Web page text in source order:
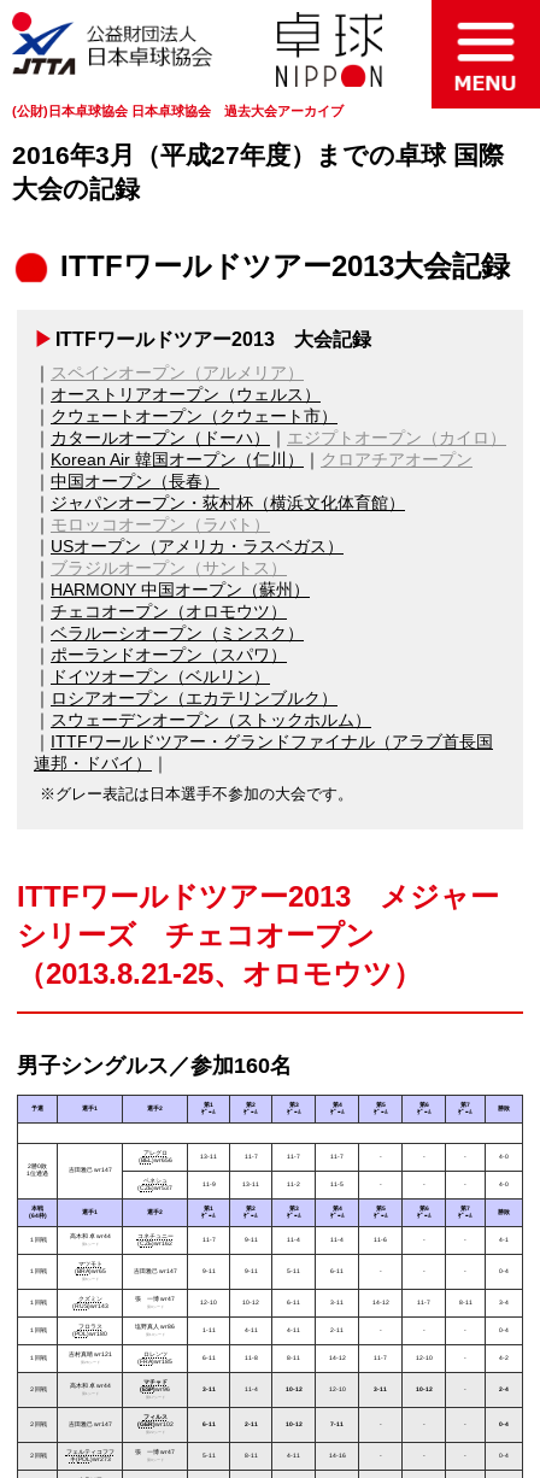
(公財)日本卓球協会 日本卓球協会 過去大会アーカイブ
2016年3月（平成27年度）までの卓球 国際
大会の記録
ITTFワールドツアー2013大会記録
ITTFワールドツアー2013 大会記録
スペインオープン（アルメリア）
オーストリアオープン（ウェルス）
クウェートオープン（クウェート市）
カタールオープン（ドーハ）
エジプトオープン（カイロ）
Korean Air 韓国オープン（仁川）
クロアチアオープン
中国オープン（長春）
ジャパンオープン・荻村杯（横浜文化体育館）
モロッコオープン（ラバト）
USオープン（アメリカ・ラスベガス）
ブラジルオープン（サントス）
HARMONY 中国オープン（蘇州）
チェコオープン（オロモウツ）
ベラルーシオープン（ミンスク）
ポーランドオープン（スパワ）
ドイツオープン（ベルリン）
ロシアオープン（エカテリンブルク）
スウェーデンオープン（ストックホルム）
ITTFワールドツアー・グランドファイナル（アラブ首長国
連邦・ドバイ）
※グレー表記は日本選手不参加の大会です。
ITTFワールドツアー2013 メジャー
シリーズ チェコオープン
（2013.8.21-25、オロモウツ）
男子シングルス／参加160名
予選 選手1 選手2
第1
ｹﾞｰﾑ
第2
ｹﾞｰﾑ
第3
ｹﾞｰﾑ
第4
ｹﾞｰﾑ
第5
ｹﾞｰﾑ
第6
ｹﾞｰﾑ
第7
ｹﾞｰﾑ
勝敗
2勝0敗
1位通過
吉田雅己wr147
アレグロ
(BEL)wr656
13-11 11-7 11-7 11-7 - - - 4-0
ベネシュ
(CZE)wr537
11-9 13-11 11-2 11-5 - - - 4-0
本戦
(64枠)
選手1 選手2
第1
ｹﾞｰﾑ
第2
ｹﾞｰﾑ
第3
ｹﾞｰﾑ
第4
ｹﾞｰﾑ
第5
ｹﾞｰﾑ
第6
ｹﾞｰﾑ
第7
ｹﾞｰﾑ
勝敗
１回戦
高木和 卓wr44
第1シード
コネチュニー
(CZE)wr162
11-7 9-11 11-4 11-4 11-6 - - 4-1
１回戦
マツモト
(BRA)wr65
第6シード
吉田雅己wr147 9-11 9-11 5-11 6-11 - - - 0-4
１回戦
クズミン
(RUS)wr143
張 一博 wr47
第3シード
12-10 10-12 6-11 3-11 14-12 11-7 8-11 3-4
１回戦
フロラス
(POL)wr180
塩野真人 wr86
第13シード
1-11 4-11 4-11 2-11 - - - 0-4
１回戦
吉村真晴wr121
第26シード
ロレンツ
(FRA)wr185
6-11 11-8 8-11 14-12 11-7 12-10 - 4-2
２回戦
高木和 卓wr44
第1シード
マチャド
(ESP)wr96
第17シード
3-11 11-4 10-12 12-10 3-11 10-12 - 2-4
２回戦 吉田雅己wr147
フィルス
(GER)wr102
第22シード
6-11 2-11 10-12 7-11 - - - 0-4
２回戦
フェルティコフフ
キ(POL)wr273
張 一博 wr47
第3シード
5-11 8-11 4-11 14-16 - - - 0-4